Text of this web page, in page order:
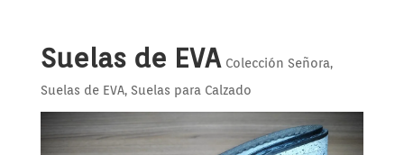
Suelas de EVA Colección Señora,
Suelas de EVA, Suelas para Calzado